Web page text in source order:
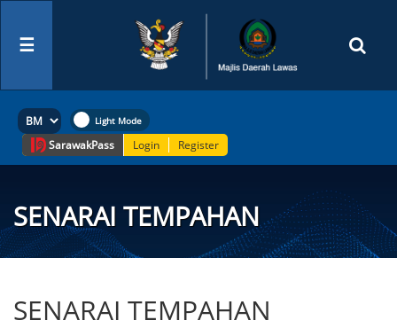
☰
SarawakPass Login Register
SENARAI TEMPAHAN
SENARAI TEMPAHAN